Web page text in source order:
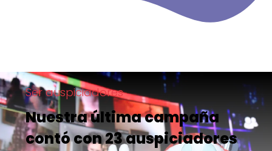
Ser auspiciadores
Nuestra última campaña
contó con 23 auspiciadores